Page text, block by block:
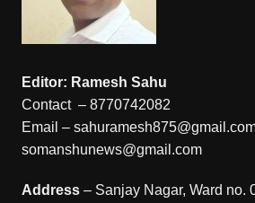
Editor: Ramesh Sahu
Contact – 8770742082
Email –
somanshunews@gmail.com
Address– Sanjay Nagar, Ward no.